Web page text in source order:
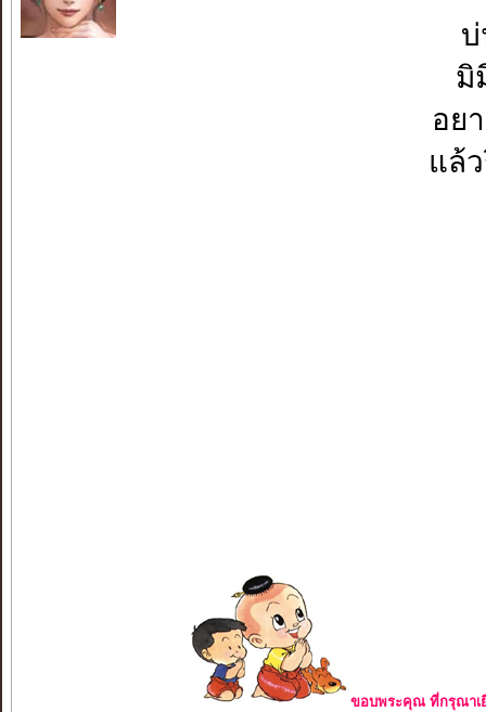
มิ
อย
แล้
ขอบพระคุณ ที่กรุณาเ